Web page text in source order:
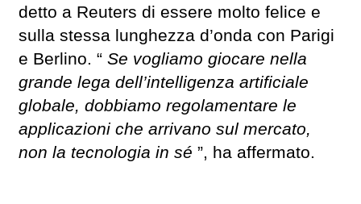
detto a Reuters di essere molto felice e
sulla stessa lunghezza d’onda con Parigi
e Berlino. “ Se vogliamo giocare nella
grande lega dell’intelligenza artificiale
globale, dobbiamo regolamentare le
applicazioni che arrivano sul mercato,
non la tecnologia in sé ”, ha affermato.